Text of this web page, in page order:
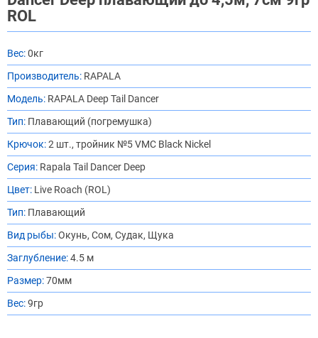
ROL
Вес:0кг
Производитель: RAPALA
Модель: RAPALA Deep Tail Dancer
Тип: Плавающий (погремушка)
Крючок:2 шт., тройник №5 VMC Black Nickel
Серия: Rapala Tail Dancer Deep
Цвет: Live Roach (ROL)
Тип: Плавающий
Вид рыбы:Окунь, Сом, Судак, Щука
Заглубление:4.5 м
Размер:70мм
Вес:9гр